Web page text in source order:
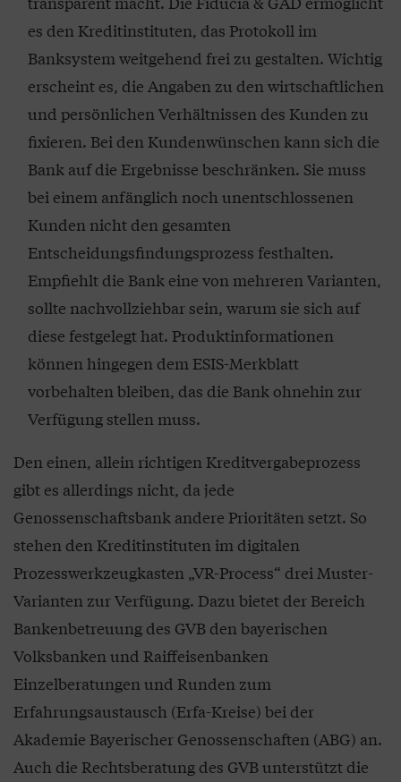
es den Kreditinstituten, das Protokoll im
Banksystem weitgehend frei zu gestalten. Wichtig
erscheint es, die Angaben zu den wirtschaftlichen
und persönlichen Verhältnissen des Kunden zu
fixieren. Bei den Kundenwünschen kann sich die
Bank auf die Ergebnisse beschränken. Sie muss
bei einem anfänglich noch unentschlossenen
Kunden nicht den gesamten
Entscheidungsfindungsprozess festhalten.
Empfiehlt die Bank eine von mehreren Varianten,
sollte nachvollziehbar sein, warum sie sich auf
diese festgelegt hat. Produktinformationen
können hingegen dem ESIS-Merkblatt
vorbehalten bleiben, das die Bank ohnehin zur
Verfügung stellen muss.
Den einen, allein richtigen Kreditvergabeprozess
gibt es allerdings nicht, da jede
Genossenschaftsbank andere Prioritäten setzt. So
stehen den Kreditinstituten im digitalen
Prozesswerkzeugkasten „VR-Process“ drei Muster-
Varianten zur Verfügung. Dazu bietet der Bereich
Bankenbetreuung des GVB den bayerischen
Volksbanken und Raiffeisenbanken
Einzelberatungen und Runden zum
Erfahrungsaustausch (Erfa-Kreise) bei der
Akademie Bayerischer Genossenschaften (ABG) an.
Auch die Rechtsberatung des GVB unterstützt die